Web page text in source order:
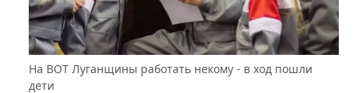
На ВОТ Луганщины работать некому - в ход пошли
дети